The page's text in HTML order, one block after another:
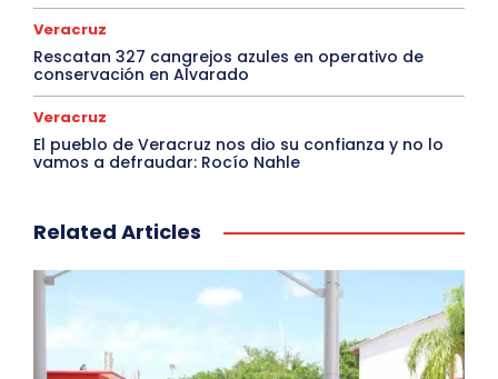
Veracruz
Rescatan 327 cangrejos azules en operativo de
conservación en Alvarado
Veracruz
El pueblo de Veracruz nos dio su confianza y no lo
vamos a defraudar: Rocío Nahle
Related Articles